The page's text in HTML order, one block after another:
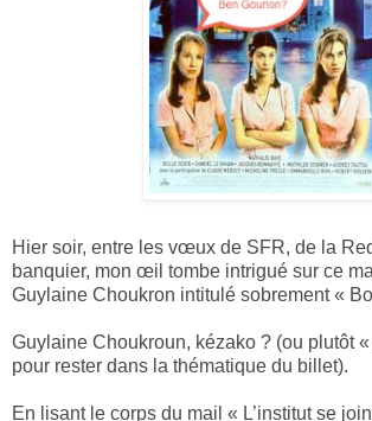
Hier soir, entre les vœux de SFR, de la
banquier, mon œil tombe intrigué sur ce
Guylaine Choukron intitulé sobrement «
Guylaine Choukroun, kézako ? (ou plutôt
pour rester dans la thématique du billet).
En lisant le corps du mail « L’institut se